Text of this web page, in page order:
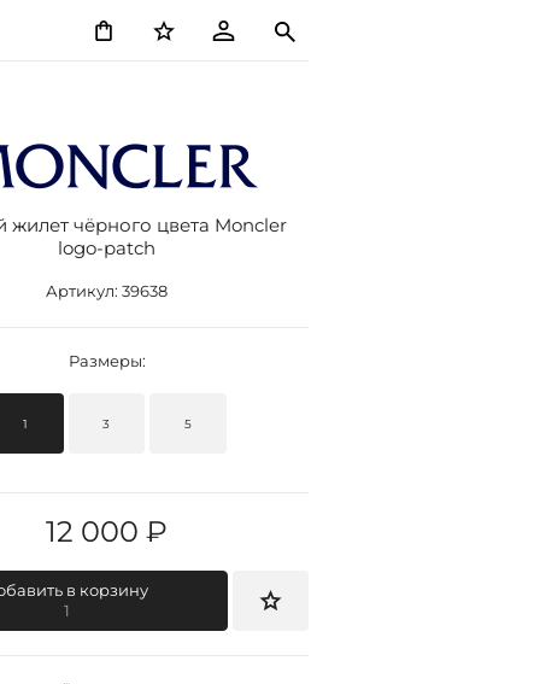
жилет чёрного цвета Moncler
logo-patch
Артикул: 39638
Размеры:
1 3 5
12 000 ₽
в корзину
1